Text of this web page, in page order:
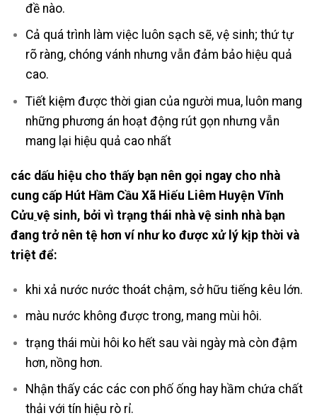
đề nào.
Cả quá trình làm việc luôn sạch sẽ, vệ sinh; thứ tự
rõ ràng, chóng vánh nhưng vẫn đảm bảo hiệu quả
cao.
Tiết kiệm được thời gian của người mua, luôn mang
những phương án hoạt động rút gọn nhưng vẫn
mang lại hiệu quả cao nhất
các dấu hiệu cho thấy bạn nên gọi ngay cho nhà
cung cấp Hút Hầm Cầu Xã Hiếu Liêm Huyện Vĩnh
Cửu vệ sinh, bởi vì trạng thái nhà vệ sinh nhà bạn
đang trở nên tệ hơn ví như ko được xử lý kịp thời và
triệt để:
khi xả nước nước thoát chậm, sở hữu tiếng kêu lớn.
màu nước không được trong, mang mùi hôi.
trạng thái mùi hôi ko hết sau vài ngày mà còn đậm
hơn, nồng hơn.
Nhận thấy các các con phố ống hay hầm chứa chất
thải với tín hiệu rò rỉ.